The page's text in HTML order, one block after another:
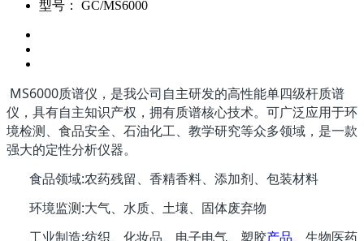
型号： GC/MS6000
MS6000质谱仪，是我公司自主研发的高性能单四级杆质谱
仪，具有自主知识产权，拥有质谱核心技术。可广泛应用于环
境检测、食品安全、石油化工、教学研究等众多领域，是一款
强大的定性分析仪器。
食品领域:农药残留、香精香料、添加剂、包装材料
环境监测 :大气、水质、土壤、固体废弃物
工业制造:纺织、化妆品、电子电气、塑胶产品 、生物医药